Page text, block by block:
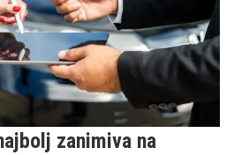
zanimiva na